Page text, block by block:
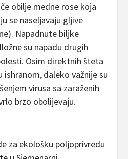
obilje medne rose koja
se naseljavaju gljive
Napadnute biljke
su napadu drugih
Osim direktnih šteta
ishranom, daleko važnije su
virusa sa zaraženih
brzo obolijevaju.
za ekološku poljoprivredu